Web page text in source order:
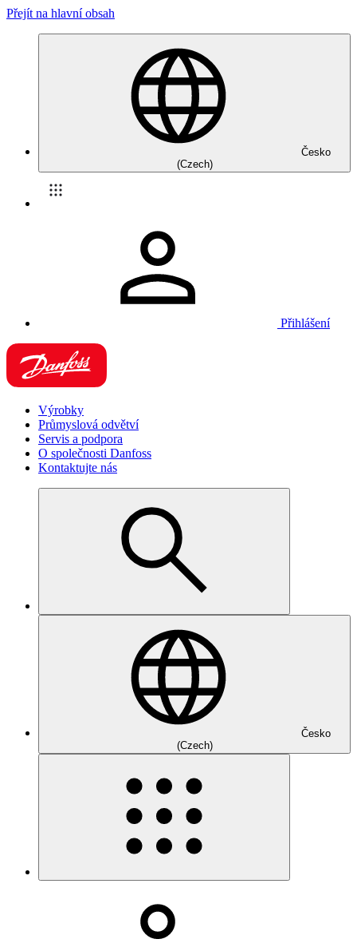
Přejít na hlavní obsah
Česko
(Czech)
Přihlášení
Výrobky
Průmyslová odvětví
Servis a podpora
O společnosti Danfoss
Kontaktujte nás
Česko
(Czech)